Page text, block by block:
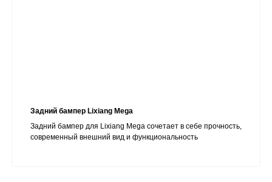
Задний бампер Lixiang Mega
Задний бампер для Lixiang Mega сочетает в себе прочность,
современный внешний вид и функциональность